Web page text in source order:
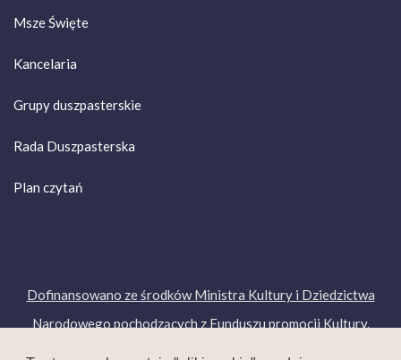
Msze Święte
Kancelaria
Grupy duszpasterskie
Rada Duszpasterska
Plan czytań
Dofinansowano ze środków Ministra Kultury i Dziedzictwa
Narodowego pochodzących z Funduszu promocji Kultury.